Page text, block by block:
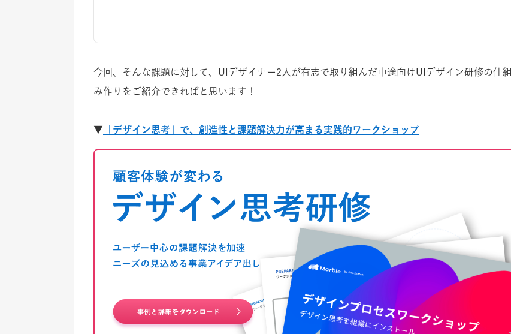
今回、そんな課題に対して、UIデザイナー2人が有志で取り組んだ中途向けUIデザイン研修の仕組
み作りをご紹介できればと思います！
▼ 「デザイン思考」で、創造性と課題解決力が高まる実践的ワークショップ